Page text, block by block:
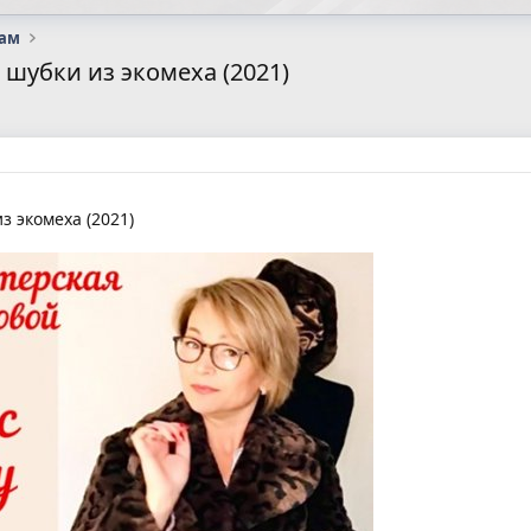
из экомеха (2021)
экомеха (2021)